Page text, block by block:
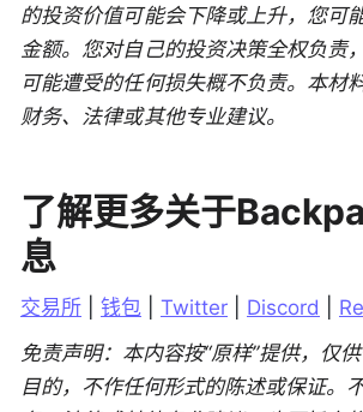
的投资价值可能会下降或上升，您可
金额。您对自己的投资决策全权负责
可能遭受的任何损失概不负责。本材
财务、法律或其他专业建议。
了解更多关于
息
交易所 钱包 Twitter Discord
免责声明：本内容按“原样”提供，仅
目的，不作任何形式的陈述或保证。